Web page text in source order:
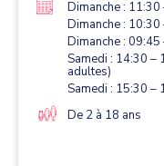
(zumba, charleston,
défouler, danses en
cha cha, bachata,
et danses du monde
Dimanche :
Dimanche :
Dimanche :
Samedi : 14:30 –
adultes)
Samedi : 15:30 –
De 2 à 18 ans